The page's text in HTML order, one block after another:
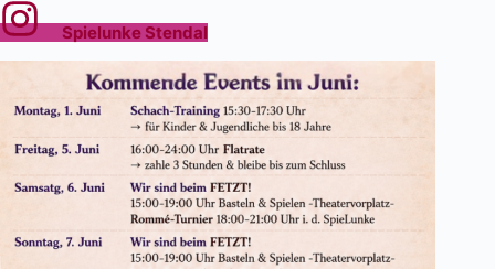
Spielunke Stendal